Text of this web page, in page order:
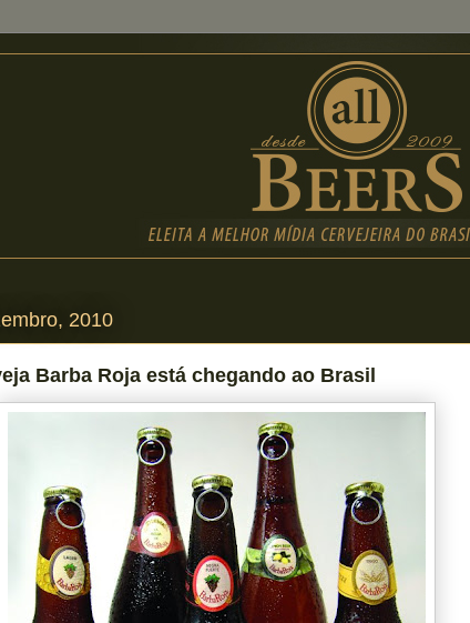
2010
Barba Roja está chegando ao Brasil